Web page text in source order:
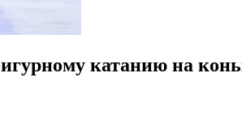
катанию на